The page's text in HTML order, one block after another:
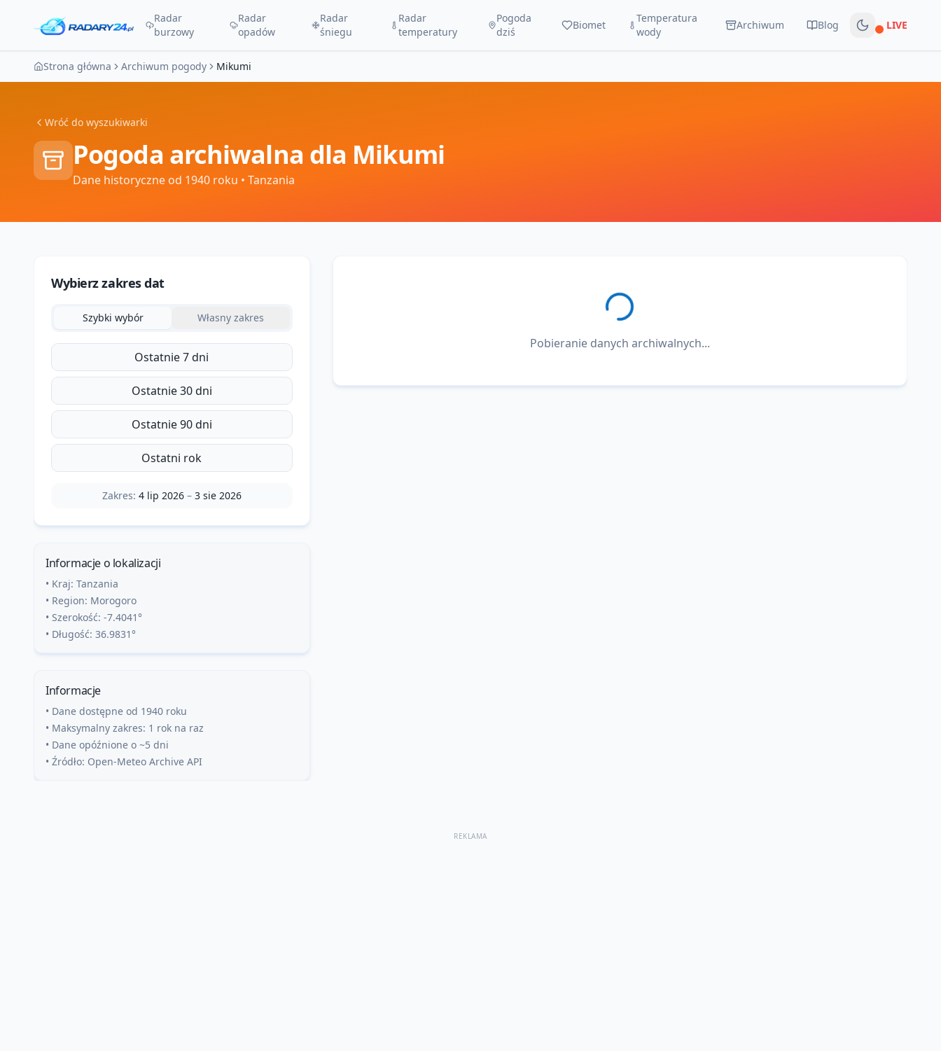
Radar
burzowy
Radar
opadów
Radar
śniegu
Radar
temperatury
Pogoda
dziś
Biomet
Temperatura
wody
Archiwum Blog Na żywo
LIVE
Strona główna Archiwum pogody Mikumi
Wróć do wyszukiwarki
Pogoda archiwalna dla Mikumi
Dane historyczne od 1940 roku • Tanzania
Wybierz zakres dat
Szybki wybór Własny zakres
Ostatnie 7 dni
Ostatnie 30 dni
Ostatnie 90 dni
Ostatni rok
Zakres: 4 lip 2026– 3 sie 2026
Informacje o lokalizacji
• Kraj: Tanzania
• Region: Morogoro
• Szerokość: -7.4041°
• Długość: 36.9831°
Informacje
• Dane dostępne od 1940 roku
• Maksymalny zakres: 1 rok na raz
• Dane opóźnione o ~5 dni
• Źródło: Open-Meteo Archive API
Pobieranie danych archiwalnych...
REKLAMA